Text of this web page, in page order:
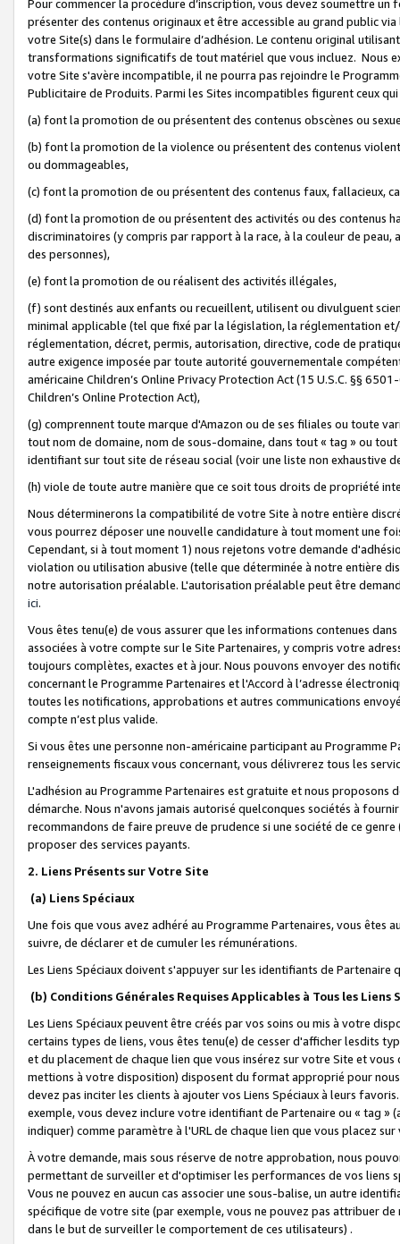
Pour commencer la procédure d’inscription, vous devez soumettre
présenter des contenus originaux et être accessible au grand public
votre Site(s) dans le formulaire d’adhésion. Le contenu original
transformations significatifs de tout matériel que vous incluez. Nous
votre Site s'avère incompatible, il ne pourra pas rejoindre le
Publicitaire de Produits. Parmi les Sites incompatibles figurent ceux
(a) font la promotion de ou présentent des contenus obscènes ou
(b) font la promotion de la violence ou présentent des contenus
ou dommageables,
(c) font la promotion de ou présentent des contenus faux, fallacieux,
(d) font la promotion de ou présentent des activités ou des contenus
discriminatoires (y compris par rapport à la race, à la couleur de
des personnes),
(e) font la promotion de ou réalisent des activités illégales,
(f) sont destinés aux enfants ou recueillent, utilisent ou divulguent
minimal applicable (tel que fixé par la législation, la réglementation
réglementation, décret, permis, autorisation, directive, code de
autre exigence imposée par toute autorité gouvernementale
américaine Children’s Online Privacy Protection Act (15 U.S.C. §§
Children’s Online Protection Act),
(g) comprennent toute marque d'Amazon ou de ses filiales ou toute
tout nom de domaine, nom de sous-domaine, dans tout « tag » ou
identifiant sur tout site de réseau social (voir une liste non exhaustive
(h) viole de toute autre manière que ce soit tous droits de propriété
Nous déterminerons la compatibilité de votre Site à notre entière
vous pourrez déposer une nouvelle candidature à tout moment une
Cependant, si à tout moment 1) nous rejetons votre demande
violation ou utilisation abusive (telle que déterminée à notre entière
notre autorisation préalable. L'autorisation préalable peut être
ici.
Vous êtes tenu(e) de vous assurer que les informations contenues
associées à votre compte sur le Site Partenaires, y compris votre
toujours complètes, exactes et à jour. Nous pouvons envoyer des
concernant le Programme Partenaires et l'Accord à l’adresse
toutes les notifications, approbations et autres communications
compte n’est plus valide.
Si vous êtes une personne non-américaine participant au
renseignements fiscaux vous concernant, vous délivrerez tous les
L'adhésion au Programme Partenaires est gratuite et nous proposons
démarche. Nous n'avons jamais autorisé quelconques sociétés à
recommandons de faire preuve de prudence si une société de ce
proposer des services payants.
2. Liens Présents sur Votre Site
(a) Liens Spéciaux
Une fois que vous avez adhéré au Programme Partenaires, vous êtes
suivre, de déclarer et de cumuler les rémunérations.
Les Liens Spéciaux doivent s'appuyer sur les identifiants de Partenaire
(b) Conditions Générales Requises Applicables à Tous les Liens
Les Liens Spéciaux peuvent être créés par vos soins ou mis à votre
certains types de liens, vous êtes tenu(e) de cesser d'afficher lesdits
et du placement de chaque lien que vous insérez sur votre Site et
mettions à votre disposition) disposent du format approprié pour
devez pas inciter les clients à ajouter vos Liens Spéciaux à leurs
exemple, vous devez inclure votre identifiant de Partenaire ou « tag
indiquer) comme paramètre à l'URL de chaque lien que vous placez
À votre demande, mais sous réserve de notre approbation, nous
permettant de surveiller et d'optimiser les performances de vos liens
Vous ne pouvez en aucun cas associer une sous-balise, un autre
spécifique de votre site (par exemple, vous ne pouvez pas attribuer
dans le but de surveiller le comportement de ces utilisateurs) .